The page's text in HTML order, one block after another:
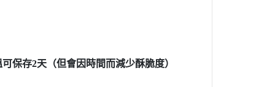
保存2天（但會因時間而減少酥脆度）